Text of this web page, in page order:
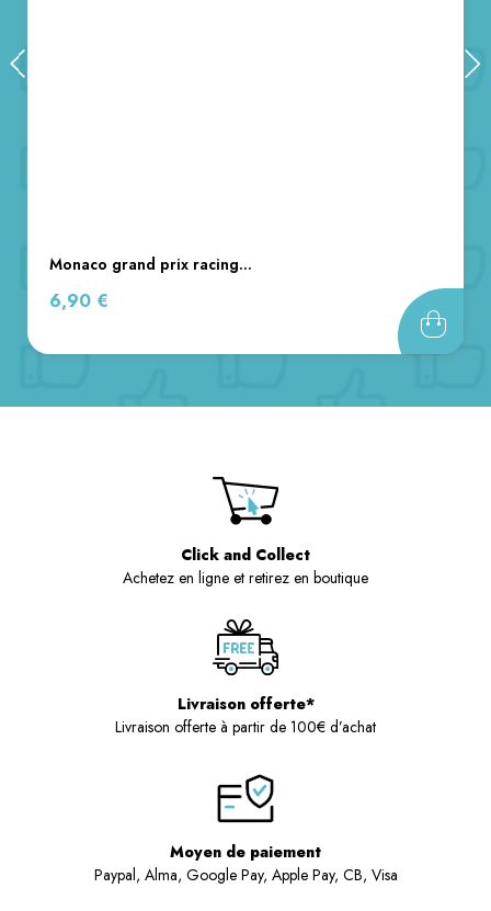
monaco grand prix racing...
Prix
6,90 €
Click and Collect
Achetez en ligne et retirez en boutique
Livraison offerte*
Livraison offerte à partir de 100€ d’achat
Moyen de paiement
Paypal, Alma, Google Pay, Apple Pay, CB, Visa